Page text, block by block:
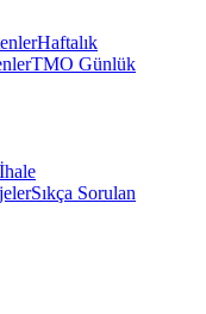
Haftalık
TMO Günlük
İhale
Sıkça Sorulan